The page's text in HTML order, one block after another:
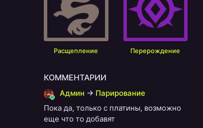
Расщепление Перерождение
КОММЕНТАРИИ
Админ → Парирование
Пока да, только с платины, возможно
еще что то добавят